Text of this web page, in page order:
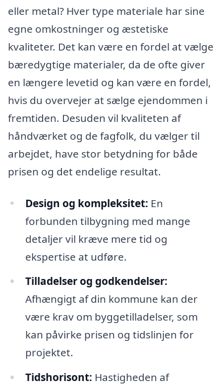
eller metal? Hver type materiale har sine
egne omkostninger og æstetiske
kvaliteter. Det kan være en fordel at vælge
bæredygtige materialer, da de ofte giver
en længere levetid og kan være en fordel,
hvis du overvejer at sælge ejendommen i
fremtiden. Desuden vil kvaliteten af
håndværket og de fagfolk, du vælger til
arbejdet, have stor betydning for både
prisen og det endelige resultat.
Design og kompleksitet: En
forbunden tilbygning med mange
detaljer vil kræve mere tid og
ekspertise at udføre.
Tilladelser og godkendelser:
Afhængigt af din kommune kan der
være krav om byggetilladelser, som
kan påvirke prisen og tidslinjen for
projektet.
Tidshorisont: Hastigheden af